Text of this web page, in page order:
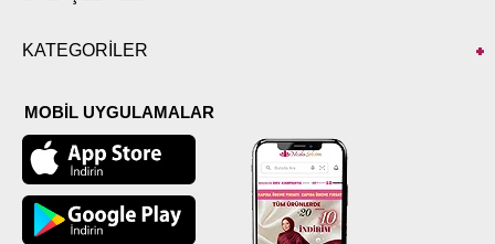
KATEGORİLER
MOBİL UYGULAMALAR